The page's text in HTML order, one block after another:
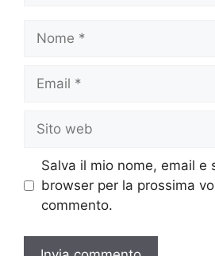
Nome
Email
Sito
web
Salva il mio nome, email e
browser per la prossima
commento.